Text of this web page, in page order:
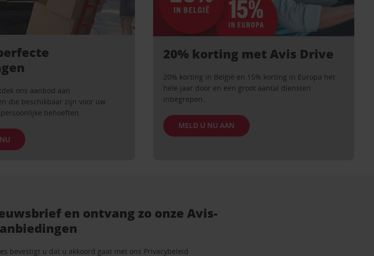
ons ​​aanbod aan
die beschikbaar zijn voor uw
behoeften.
20% korting met Avis Drive
20% korting in België en 15% korting in Europa het
hele jaar door en een groot aantal diensten
inbegrepen.
MELD U NU AAN
en ontvang zo onze Avis-
bevestigt u dat u akkoord gaat met ons Privacybeleid